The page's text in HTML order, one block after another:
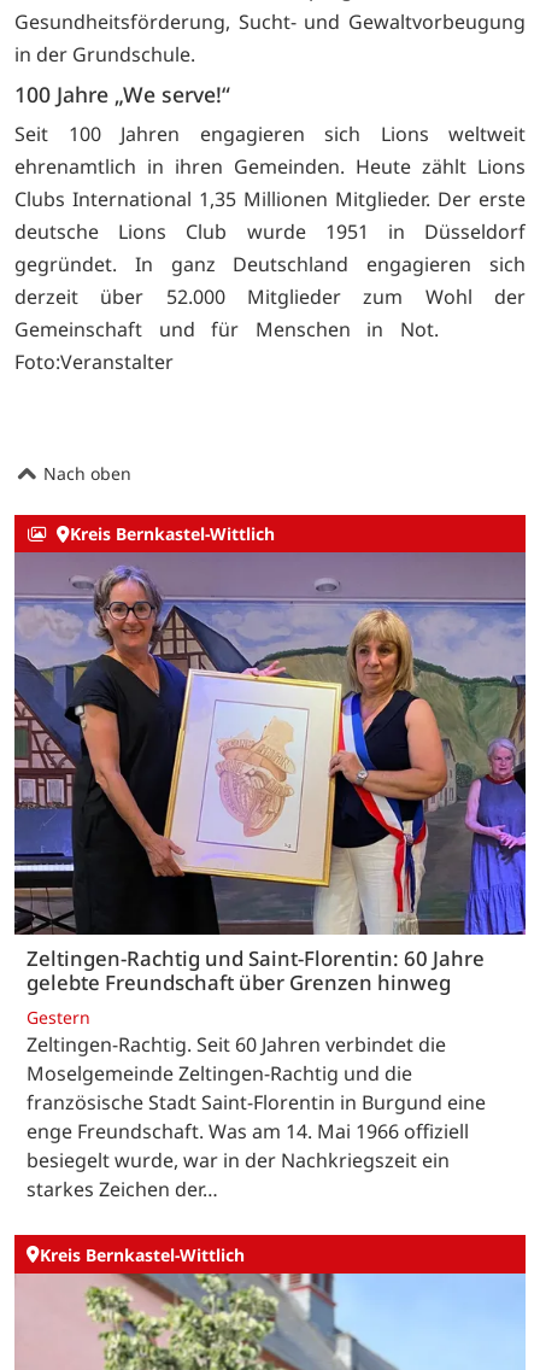
Gesundheitsförderung, Sucht- und Gewaltvorbeugung
in der Grundschule.
100 Jahre „We serve!“
Seit 100 Jahren engagieren sich Lions weltweit
ehrenamtlich in ihren Gemeinden. Heute zählt Lions
Clubs International 1,35 Millionen Mitglieder. Der erste
deutsche Lions Club wurde 1951 in Düsseldorf
gegründet. In ganz Deutschland engagieren sich
derzeit über 52.000 Mitglieder zum Wohl der
Gemeinschaft und für Menschen in Not.
Foto:Veranstalter
Nach oben
Kreis Bernkastel-Wittlich
Zeltingen-Rachtig und Saint-Florentin: 60 Jahre
gelebte Freundschaft über Grenzen hinweg
Gestern
Zeltingen-Rachtig. Seit 60 Jahren verbindet die
Moselgemeinde Zeltingen-Rachtig und die
französische Stadt Saint-Florentin in Burgund eine
enge Freundschaft. Was am 14. Mai 1966 offiziell
besiegelt wurde, war in der Nachkriegszeit ein
starkes Zeichen der…
Kreis Bernkastel-Wittlich